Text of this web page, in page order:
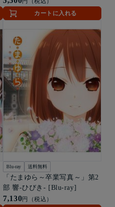
カートに入れる
Blu-ray 送料無料
「たまゆら～卒業写真～」第2
部 響-ひびき- [Blu-ray]
7,130円（税込）